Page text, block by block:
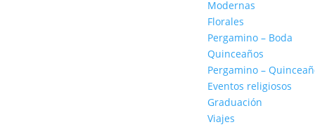
Modernas
Florales
Pergamino – Boda
Quinceaños
Pergamino –
Eventos religiosos
Graduación
Viajes